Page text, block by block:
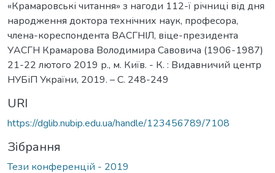
«Крамаровські читання» з нагоди 112-ї річниці від дня
народження доктора технічних наук, професора,
члена-кореспондента ВАСГНІЛ, віце-президента
УАСГН Крамарова Володимира Савовича (1906-1987)
21-22 лютого 2019 р., м. Київ. - К. : Видавничий центр
НУБіП України, 2019. – C. 248-249
URI
https://dglib.nubip.edu.ua/handle/123456789/7108
Зібрання
Тези конференцій - 2019